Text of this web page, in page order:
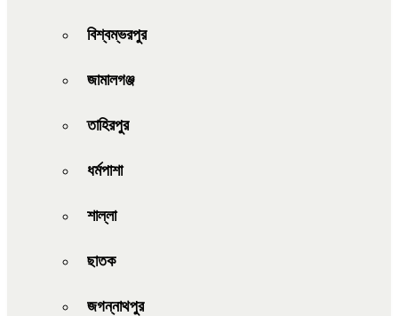
বিশ্বম্ভরপুর
জামালগঞ্জ
তাহিরপুর
ধর্মপাশা
শাল্লা
ছাতক
জগন্নাথপুর